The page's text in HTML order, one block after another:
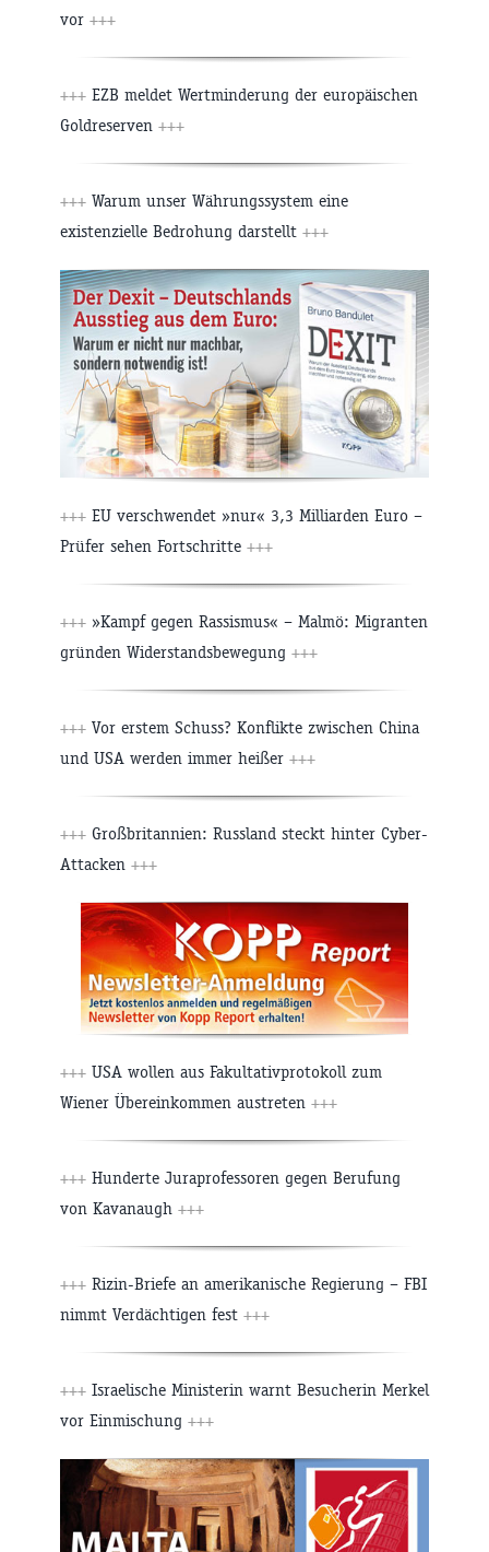
vor +++
+++ EZB meldet Wertminderung der europäischen
Goldreserven +++
+++ Warum unser Währungssystem eine
existenzielle Bedrohung darstellt +++
+++ EU verschwendet »nur« 3,3 Milliarden Euro –
Prüfer sehen Fortschritte +++
+++ »Kampf gegen Rassismus« – Malmö: Migranten
gründen Widerstandsbewegung +++
+++ Vor erstem Schuss? Konflikte zwischen China
und USA werden immer heißer +++
+++ Großbritannien: Russland steckt hinter Cyber-
Attacken +++
+++ USA wollen aus Fakultativprotokoll zum
Wiener Übereinkommen austreten +++
+++ Hunderte Juraprofessoren gegen Berufung
von Kavanaugh +++
+++ Rizin-Briefe an amerikanische Regierung – FBI
nimmt Verdächtigen fest +++
+++ Israelische Ministerin warnt Besucherin Merkel
vor Einmischung +++